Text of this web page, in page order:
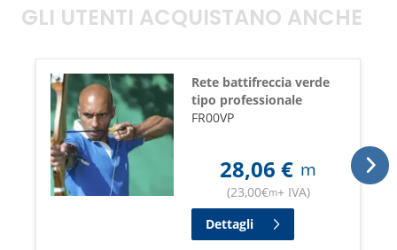
GLI UTENTI ACQUISTANO ANCHE
Rete battifreccia verde
tipo professionale
FR00VP
28,06 € m
(23,00€m+ IVA)
Dettagli